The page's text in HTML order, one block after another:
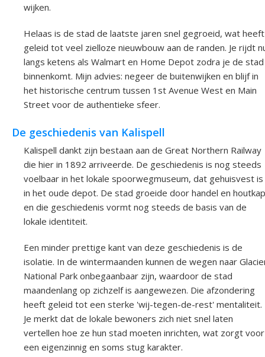
wijken.
Helaas is de stad de laatste jaren snel gegroeid, wat heeft
geleid tot veel zielloze nieuwbouw aan de randen. Je rijdt
langs ketens als Walmart en Home Depot zodra je de stad
binnenkomt. Mijn advies: negeer de buitenwijken en blijf in
het historische centrum tussen 1st Avenue West en Main
Street voor de authentieke sfeer.
De geschiedenis van Kalispell
Kalispell dankt zijn bestaan aan de Great Northern Railway
die hier in 1892 arriveerde. De geschiedenis is nog steeds
voelbaar in het lokale spoorwegmuseum, dat gehuisvest is
in het oude depot. De stad groeide door handel en
en die geschiedenis vormt nog steeds de basis van de
lokale identiteit.
Een minder prettige kant van deze geschiedenis is de
isolatie. In de wintermaanden kunnen de wegen naar
National Park onbegaanbaar zijn, waardoor de stad
maandenlang op zichzelf is aangewezen. Die afzondering
heeft geleid tot een sterke 'wij-tegen-de-rest' mentaliteit.
Je merkt dat de lokale bewoners zich niet snel laten
vertellen hoe ze hun stad moeten inrichten, wat zorgt voor
een eigenzinnig en soms stug karakter.